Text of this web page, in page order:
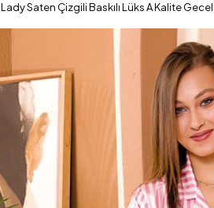
Lady Saten Çizgili Baskılı Lüks A Kalite